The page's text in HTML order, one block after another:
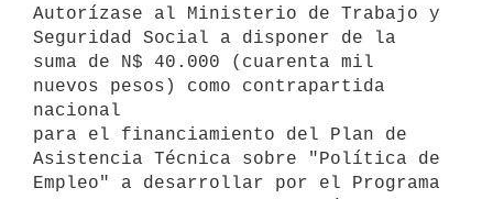
Autorízase al Ministerio de Trabajo y
Seguridad Social a disponer de la
suma de N$ 40.000 (cuarenta mil
nuevos pesos) como contrapartida
nacional
para el financiamiento del Plan de
Asistencia Técnica sobre "Política de
Empleo" a desarrollar por el Programa